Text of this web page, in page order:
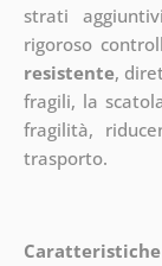
strati
rigoroso
resistente,
fragili, la
fragilità,
trasporto.